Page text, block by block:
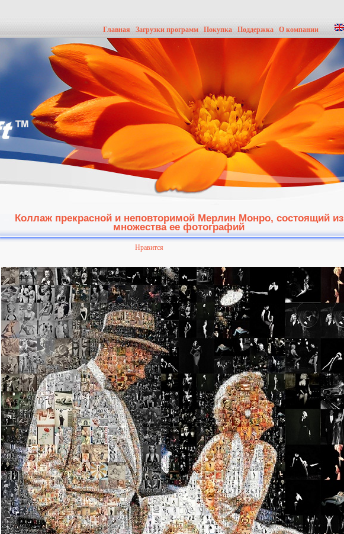
Главная Загрузки программ Покупка Поддержка О компании
Коллаж прекрасной и неповторимой Мерлин Монро, состоящий из
множества ее фотографий
Нравится